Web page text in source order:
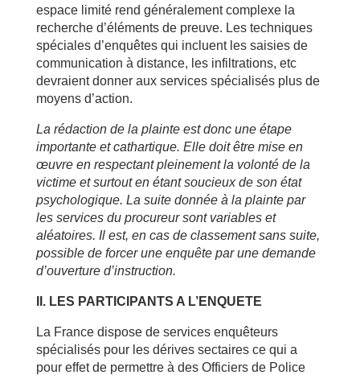
espace limité rend généralement complexe la
recherche d’éléments de preuve. Les techniques
spéciales d’enquêtes qui incluent les saisies de
communication à distance, les infiltrations, etc
devraient donner aux services spécialisés plus de
moyens d’action.
La rédaction de la plainte est donc une étape
importante et cathartique. Elle doit être mise en
œuvre en respectant pleinement la volonté de la
victime et surtout en étant soucieux de son état
psychologique. La suite donnée à la plainte par
les services du procureur sont variables et
aléatoires. Il est, en cas de classement sans suite,
possible de forcer une enquête par une demande
d’ouverture d’instruction.
II. LES PARTICIPANTS A L’ENQUETE
La France dispose de services enquêteurs
spécialisés pour les dérives sectaires ce qui a
pour effet de permettre à des Officiers de Police